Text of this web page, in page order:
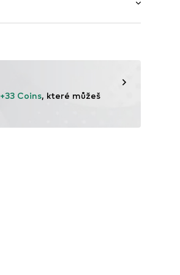
+33 Coins, které můžeš